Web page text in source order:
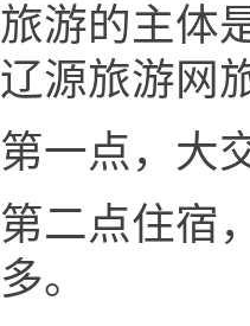
旅游的主体
辽源旅游网
第一点，大
第二点住宿
多。